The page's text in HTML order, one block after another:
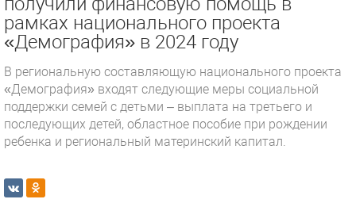
рамках национального проекта
«Демография» в 2024 году
В региональную составляющую национального проекта
«Демография» входят следующие меры социальной
поддержки семей с детьми – выплата на третьего и
последующих детей, областное пособие при рождении
ребенка и региональный материнский капитал.